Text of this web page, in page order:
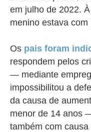
em julho de 2022.
menino estava com
Os pais foram
respondem pelos
— mediante
impossibilitou a
da causa de
menor de 14 anos
também com